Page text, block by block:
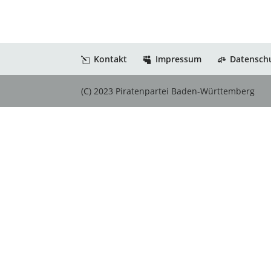
Kontakt Impressum
(C) 2023 Piratenpartei Baden-Württemberg